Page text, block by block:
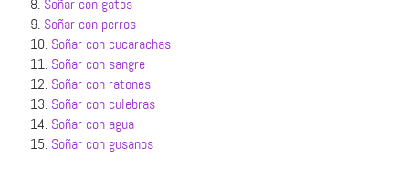
8. Soñar con gatos
9. Soñar con perros
10. Soñar con cucarachas
11. Soñar con sangre
12. Soñar con ratones
13. Soñar con culebras
14. Soñar con agua
15. Soñar con gusanos